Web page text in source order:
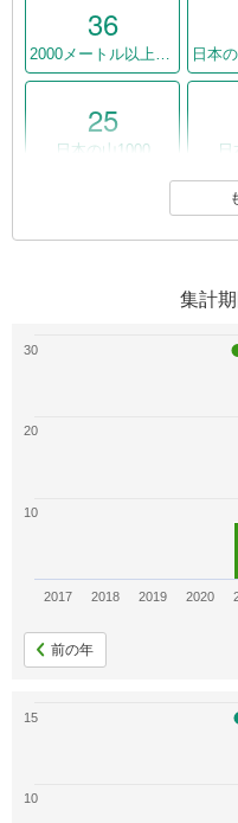
36
25
日本の山1000 日
東京周辺の山350
8
多摩百山
7
集計
2017 2018 2019 2020
10
20
30
前の年
10
15